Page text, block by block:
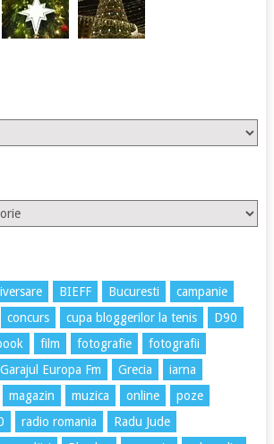
BIEFF Bucuresti
campanie
concurs cupa bloggerilor la tenis
D90
film fotografie
fotografii
Garajul Europa Fm Grecia
iarna
magazin muzica online
poze
radio romania
Radu Jude